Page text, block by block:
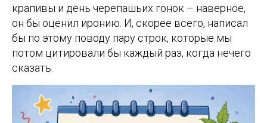
крапивы и день черепашьих гонок – наверное,
он бы оценил иронию. И, скорее всего, написал
бы по этому поводу пару строк, которые мы
потом цитировали бы каждый раз, когда нечего
сказать.